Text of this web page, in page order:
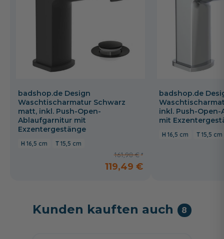
badshop.de Design
Waschtischarmatur Schwarz
matt, inkl. Push-Open-
Ablaufgarnitur mit
Exzentergestänge
16,5 cm 15,5 cm
161,98 €
119,49 €
badshop.de
inkl. Push-
mit
16,5 cm 15,5 cm
Kunden kauften auch 8